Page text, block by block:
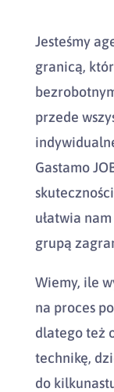
Jesteśmy
granicą,
przede
Gastamo
ułatwia
grupą
Wiemy, ile
na proces
dlatego też
technikę,
do